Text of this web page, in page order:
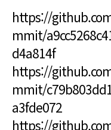
https://
mmit/
d4a814f
https://
mmit/
a3fde072
https://